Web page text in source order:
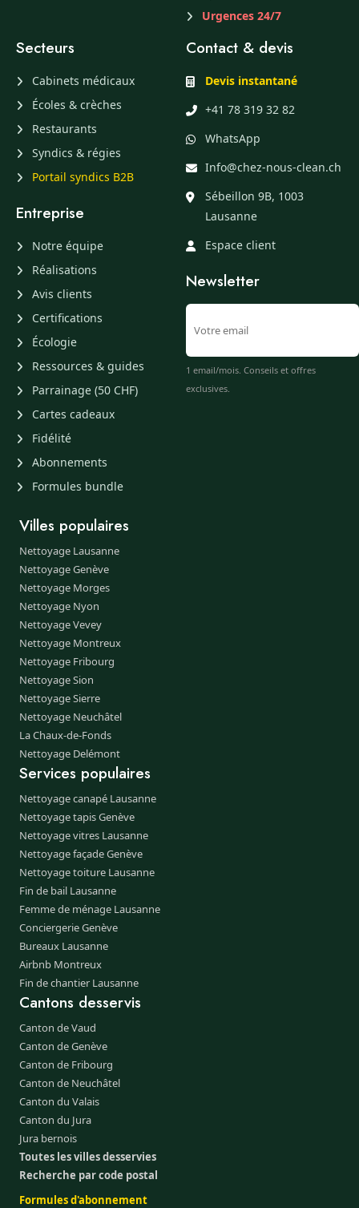
Urgences 24/7
Secteurs
Cabinets médicaux
Écoles & crèches
Restaurants
Syndics & régies
Portail syndics B2B
Entreprise
Notre équipe
Réalisations
Avis clients
Certifications
Écologie
Ressources & guides
Parrainage (50 CHF)
Cartes cadeaux
Fidélité
Abonnements
Formules bundle
Contact & devis
Devis instantané
+41 78 319 32 82
WhatsApp
Info@chez-nous-clean.ch
Sébeillon 9B, 1003
Lausanne
Espace client
Newsletter
1 email/mois. Conseils et offres
exclusives.
Villes populaires
Nettoyage Lausanne
Nettoyage Genève
Nettoyage Morges
Nettoyage Nyon
Nettoyage Vevey
Nettoyage Montreux
Nettoyage Fribourg
Nettoyage Sion
Nettoyage Sierre
Nettoyage Neuchâtel
La Chaux-de-Fonds
Nettoyage Delémont
Services populaires
Nettoyage canapé Lausanne
Nettoyage tapis Genève
Nettoyage vitres Lausanne
Nettoyage façade Genève
Nettoyage toiture Lausanne
Fin de bail Lausanne
Femme de ménage Lausanne
Conciergerie Genève
Bureaux Lausanne
Airbnb Montreux
Fin de chantier Lausanne
Cantons desservis
Canton de Vaud
Canton de Genève
Canton de Fribourg
Canton de Neuchâtel
Canton du Valais
Canton du Jura
Jura bernois
Toutes les villes desservies
Recherche par code postal
Formules d'abonnement